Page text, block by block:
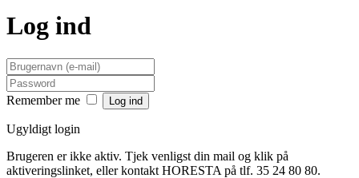
Log ind
Remember me
Ugyldigt login
Brugeren er ikke aktiv. Tjek venligst din mail og klik på
aktiveringslinket, eller kontakt HORESTA på tlf. 35 24 80 80.